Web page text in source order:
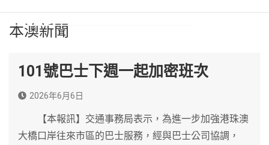
本澳新聞
101號巴士下週一起加密班次
2026年6月6日
【本報訊】交通事務局表示，為進一步加強港珠澳
大橋口岸往來市區的巴士服務，經與巴士公司協調，